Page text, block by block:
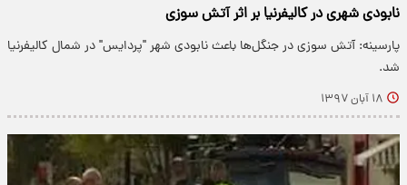
نابودی شهری در کالیفرنیا بر اثر آتش سوزی
پارسینه: آتش سوزی در جنگل‌ها باعث نابودی شهر "پردایس" در شمال کالیفرنیا
شد.
۱۸ آبان ۱۳۹۷